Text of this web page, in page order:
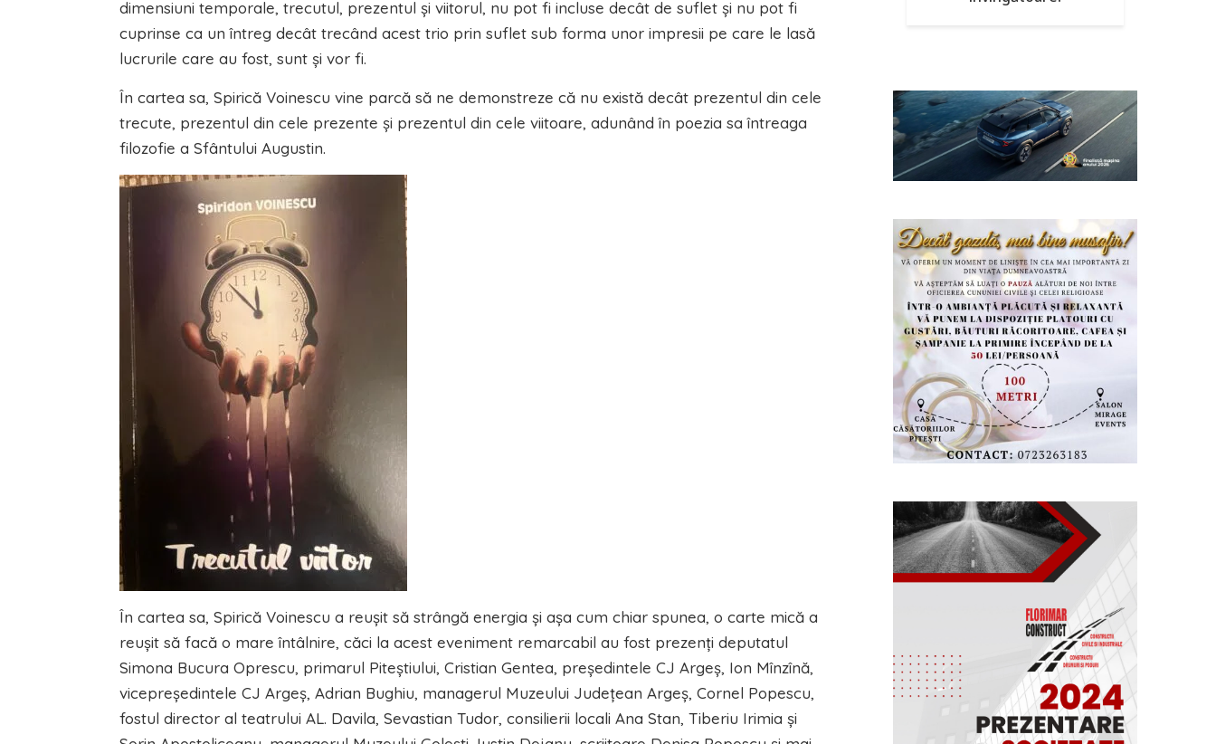
dimensiuni temporale, trecutul, prezentul şi viitorul, nu pot fi incluse decât de suflet şi nu pot fi
cuprinse ca un întreg decât trecând acest trio prin suflet sub forma unor impresii pe care le lasă
lucrurile care au fost, sunt şi vor fi.
În cartea sa, Spirică Voinescu vine parcă să ne demonstreze că nu există decât prezentul din cele
trecute, prezentul din cele prezente şi prezentul din cele viitoare, adunând în poezia sa întreaga
filozofie a Sfântului Augustin.
În cartea sa, Spirică Voinescu a reuşit să strângă energia şi aşa cum chiar spunea, o carte mică a
reuşit să facă o mare întâlnire, căci la acest eveniment remarcabil au fost prezenţi deputatul
Simona Bucura Oprescu, primarul Piteştiului, Cristian Gentea, preşedintele CJ Argeş, Ion Mînzînă,
vicepreşedintele CJ Argeş, Adrian Bughiu, managerul Muzeului Judeţean Argeş, Cornel Popescu,
fostul director al teatrului AL. Davila, Sevastian Tudor, consilierii locali Ana Stan, Tiberiu Irimia şi